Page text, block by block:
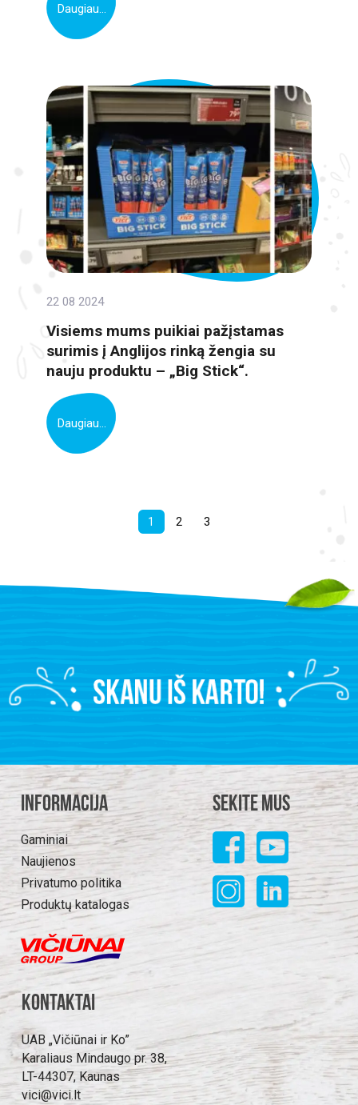
Daugiau...
22 08 2024
Visiems mums puikiai pažįstamas
surimis į Anglijos rinką žengia su
nauju produktu – „Big Stick“.
Daugiau...
1 2 3
Informacija
Gaminiai
Naujienos
Privatumo politika
Produktų katalogas
Sekite mus
Kontaktai
UAB „Vičiūnai ir Ko”
Karaliaus Mindaugo pr. 38,
LT-44307, Kaunas
vici@vici.lt